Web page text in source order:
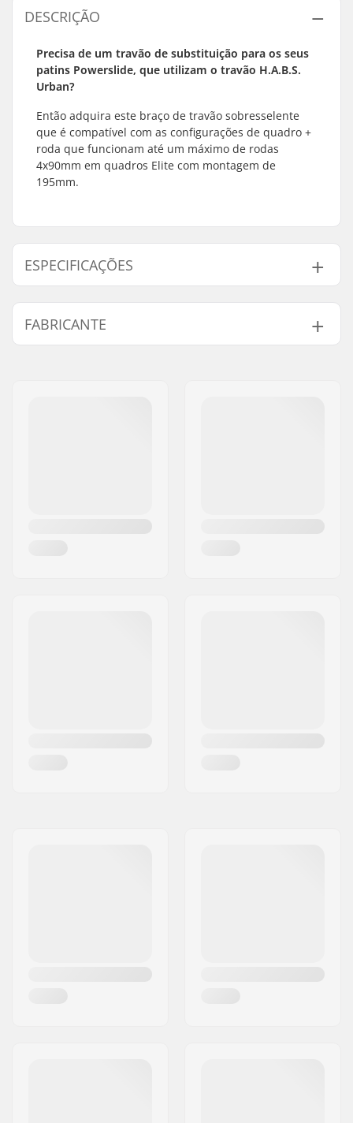
DESCRIÇÃO
Precisa de um travão de substituição para os seus
patins Powerslide, que utilizam o travão H.A.B.S.
Urban?
Então adquira este braço de travão sobresselente
que é compatível com as configurações de quadro +
roda que funcionam até um máximo de rodas
4x90mm em quadros Elite com montagem de
195mm.
ESPECIFICAÇÕES
Brake mounting bolt: Incluído
FABRICANTE